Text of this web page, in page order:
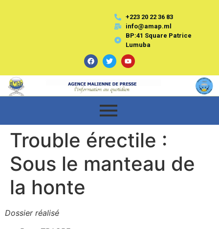
+223 20 22 36 83
info@amap.ml
BP:41 Square Patrice
Lumuba
Trouble érectile :
Sous le manteau de
la honte
Dossier réalisé